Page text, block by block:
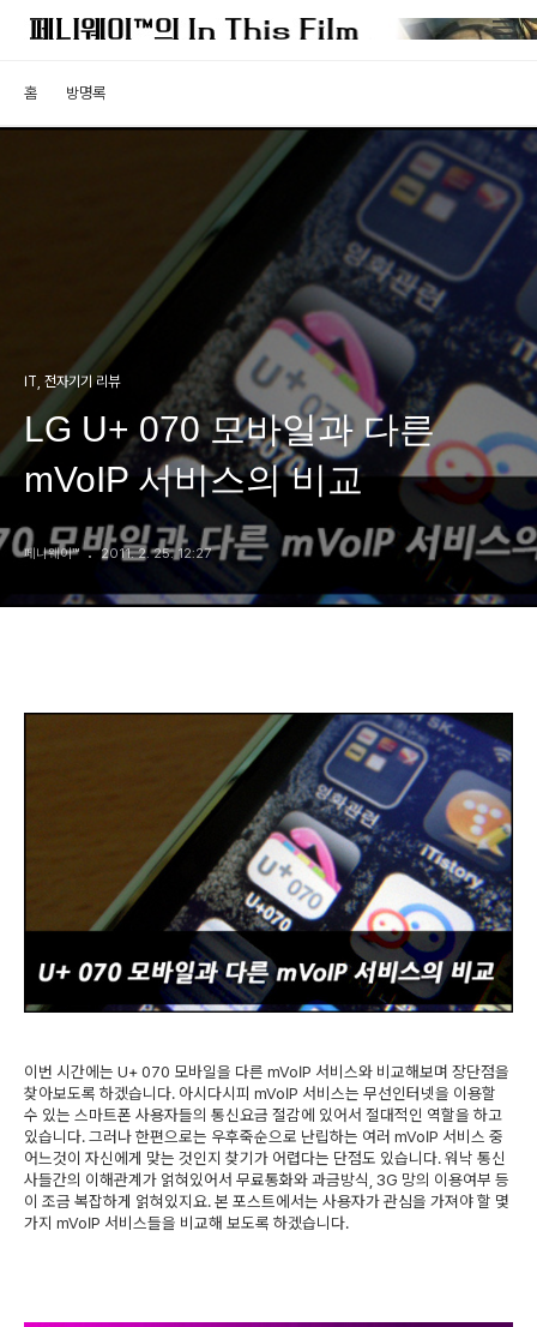
홈 방명록
IT, 전자기기 리뷰
LG U+ 070 모바일과 다른
mVoIP 서비스의 비교
페니웨이™ 2011. 2. 25. 12:27
이번 시간에는 U+ 070 모바일을 다른 mVoIP 서비스와 비교해보며 장단점을
찾아보도록 하겠습니다. 아시다시피 mVoIP 서비스는 무선인터넷을 이용할
수 있는 스마트폰 사용자들의 통신요금 절감에 있어서 절대적인 역할을 하고
있습니다. 그러나 한편으로는 우후죽순으로 난립하는 여러 mVoIP 서비스 중
어느것이 자신에게 맞는 것인지 찾기가 어렵다는 단점도 있습니다. 워낙 통신
사들간의 이해관계가 얽혀있어서 무료통화와 과금방식, 3G 망의 이용여부 등
이 조금 복잡하게 얽혀있지요. 본 포스트에서는 사용자가 관심을 가져야 할 몇
가지 mVoIP 서비스들을 비교해 보도록 하겠습니다.